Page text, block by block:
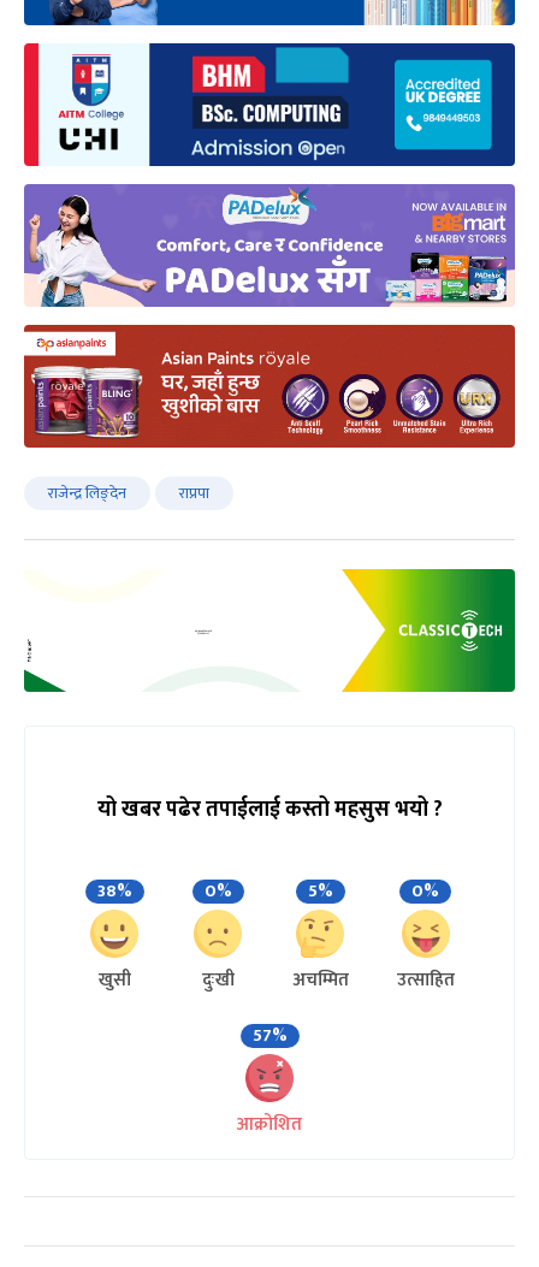
राजेन्द्र लिङ्देन राप्रपा
यो खबर पढेर तपाईलाई कस्तो महसुस भयो ?
38%
खुसी
0%
दुःखी
5%
अचम्मित
0%
उत्साहित
57%
आक्रोशित